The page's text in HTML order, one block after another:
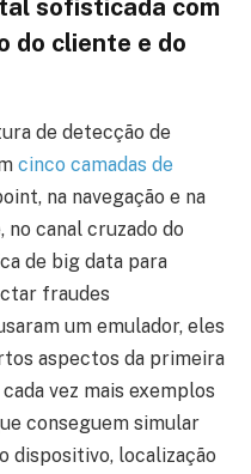
sofisticada com
do cliente e do
de detecção de
cinco camadas de
na navegação e na
no canal cruzado do
de big data para
fraudes
um emulador, eles
aspectos da primeira
vez mais exemplos
conseguem simular
dispositivo, localização